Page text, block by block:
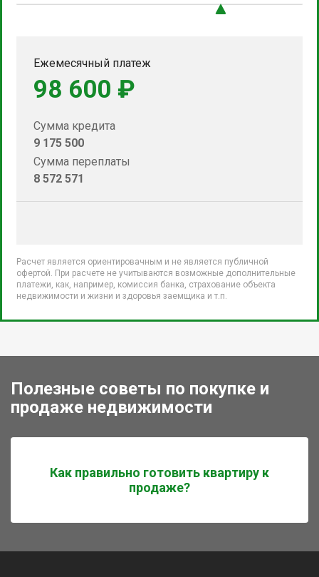
Ежемесячный платеж
98 600 ₽
Сумма кредита
9 175 500
Сумма переплаты
8 572 571
Расчет является ориентировачным и не является публичной
офертой. При расчете не учитываются возможные дополнительные
платежи, как, например, комиссия банка, страхование объекта
недвижимости и жизни и здоровья заемщика и т.п.
Полезные советы по покупке и
продаже недвижимости
Как правильно готовить квартиру к
продаже?